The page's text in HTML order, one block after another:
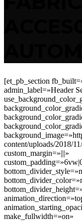
[et_pb_section
admin_label=»Header
content/uploads/2018/
custom_margin=»|||»
make_fullwidth=»on»